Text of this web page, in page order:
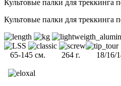
Культовые палки для треккинга
Культовые палки для треккинга
65-145 см. 264 г. 18/16/